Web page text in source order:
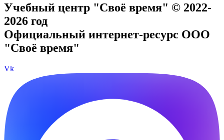
Учебный центр "Своё время" © 2022-
2026 год
Официальный интернет-ресурс ООО
"Своё время"
Vk